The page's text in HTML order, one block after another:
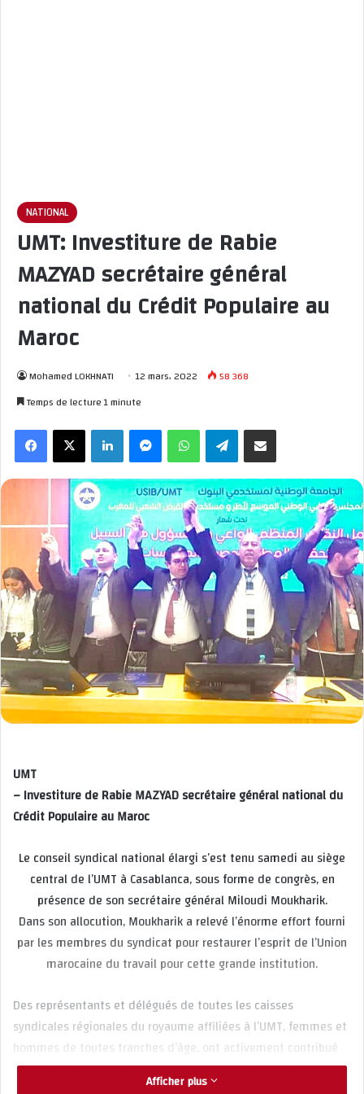
NATIONAL
UMT: Investiture de Rabie
MAZYAD secrétaire général
national du Crédit Populaire au
Maroc
Mohamed LOKHNATI 12 mars، 2022
58 368
Temps de lecture 1 minute
Telegram
UMT
– Investiture de Rabie MAZYAD secrétaire général national du
Crédit Populaire au Maroc
Le conseil syndical national élargi s’est tenu samedi au siège
central de l’UMT à Casablanca, sous forme de congrès, en
présence de son secrétaire général Miloudi Moukharik.
Dans son allocution, Moukharik a relevé l’énorme effort fourni
par les membres du syndicat pour restaurer l’esprit de l’Union
marocaine du travail pour cette grande institution.
Des représentants et délégués de toutes les caisses
syndicales régionales du royaume affiliées à l’UMT, femmes et
hommes de toutes tranches d’âge, ont activement contribué
au succès de ce conclave rehaussé par la présence du
Afficher plus